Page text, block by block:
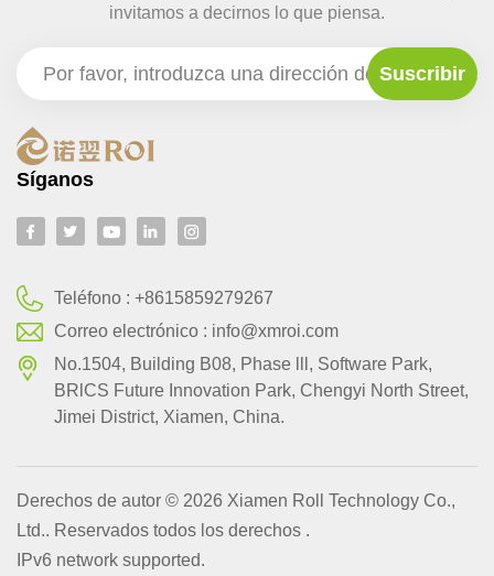
invitamos a decirnos lo que piensa.
Síganos
Teléfono :+8615859279267
Correo electrónico : info@xmroi.com
No.1504, Building B08, Phase lll, Software Park,
BRlCS Future Innovation Park, Chengyi North Street,
Jimei District, Xiamen, China.
Derechos de autor © 2026 Xiamen Roll Technology Co.,
Ltd.. Reservados todos los derechos .
IPv6 network supported.